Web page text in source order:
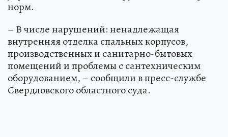
норм.
– В числе нарушений: ненадлежащая
внутренняя отделка спальных корпусов,
производственных и санитарно-бытовых
помещений и проблемы с сантехническим
оборудованием, – сообщили в пресс-службе
Свердловского областного суда.